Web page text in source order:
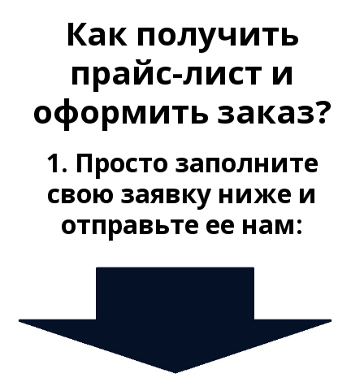
Как получить
прайс-лист и
оформить заказ?
1. Просто заполните
свою заявку ниже и
отправьте ее нам: